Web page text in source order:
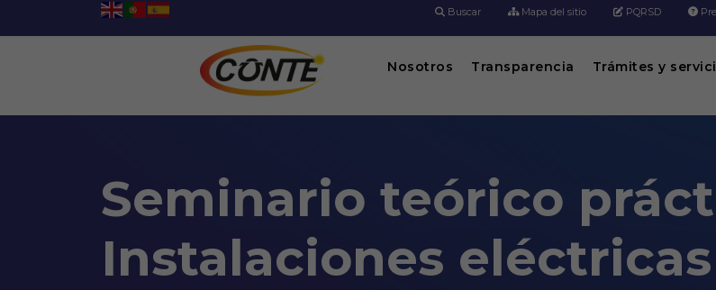
Buscar Mapa del sitio PQRSD
Nosotros Transparencia Trámites y
Seminario teórico
Instalaciones